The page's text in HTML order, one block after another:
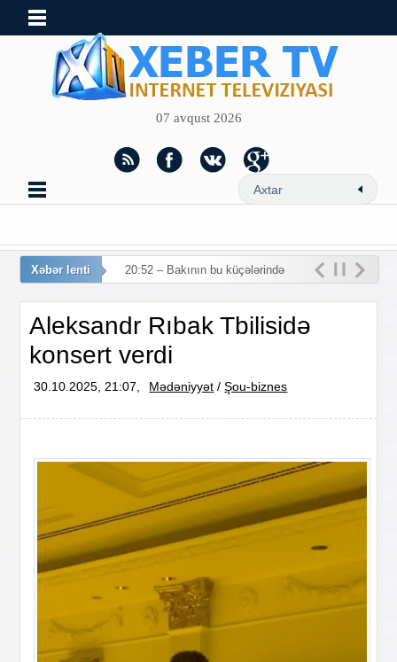
07 avqust 2026
Xəbər lenti 20:52 – Bakının bu küçələrində
Aleksandr Rıbak Tbilisidə
konsert verdi
30.10.2025, 21:07, Mədəniyyət /Şou-biznes